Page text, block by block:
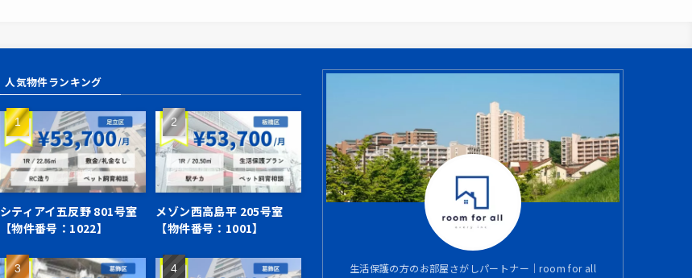
人気物件ランキング
シティアイ五反野 801号室
【物件番号：1022】
メゾン西高島平 205号室
【物件番号：1001】
生活保護の方のお部屋さがしパートナー｜room for all